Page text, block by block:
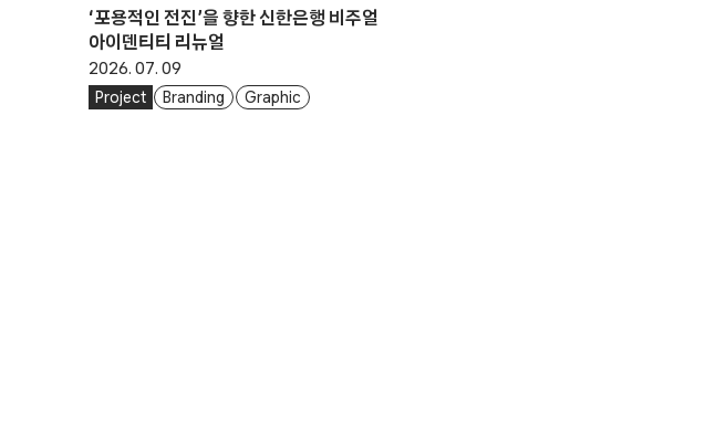
‘포용적인 전진’을 향한 신한은행 비주얼
아이덴티티 리뉴얼
2026. 07. 09
Project Branding Graphic